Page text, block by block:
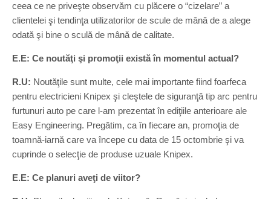
ceea ce ne priveşte observăm cu plăcere o “cizelare” a
clientelei şi tendinţa utilizatorilor de scule de mână de a alege
odată şi bine o sculă de mână de calitate.
E.E: Ce noutăţi şi promoţii există în momentul actual?
R.U: Noutăţile sunt multe, cele mai importante fiind foarfeca
pentru electricieni Knipex şi cleştele de siguranţă tip arc pentru
furtunuri auto pe care l-am prezentat în ediţiile anterioare ale
Easy Engineering. Pregătim, ca în fiecare an, promoţia de
toamnă-iarnă care va începe cu data de 15 octombrie şi va
cuprinde o selecţie de produse uzuale Knipex.
E.E: Ce planuri aveţi de viitor?